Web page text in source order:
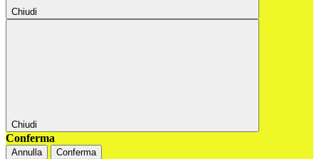
Chiudi
Chiudi
Conferma
Annulla Conferma